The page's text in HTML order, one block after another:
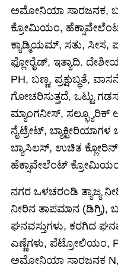
ಅಮೋನಿಯಾ ಸಾರಜನಕ,
ಕ್ರೋಮಿಯಂ,
ಕ್ಯಾಡ್ಮಿಯಮ್, ಸತು, ಸೀಸ,
ಫ್ಲೋರೈಡ್, ಇತ್ಯಾದಿ. ದೇಶೀಯ
PH, ಬಣ್ಣ, ಪ್ರಕ್ಷುಬ್ಧತೆ,
ಗೋಚರಿಸುತ್ತದೆ, ಒಟ್ಟು
ಮ್ಯಾಂಗನೀಸ್, ಸಲ್ಫ್ಯೂರಿಕ್
ನೈಟ್ರೇಟ್, ಬ್ಯಾಕ್ಟೀರಿಯಾಗಳ
ಬ್ಯಾಸಿಲಸ್, ಉಚಿತ
ಹೆಕ್ಸಾವೇಲೆಂಟ್ ಕ್ರೋಮಿಯಂ,
ನಗರ ಒಳಚರಂಡಿ ತ್ಯಾಜ್ಯ
ನೀರಿನ ತಾಪಮಾನ (ಡಿಗ್ರಿ),
ಘನವಸ್ತುಗಳು, ಕರಗಿದ
ಎಣ್ಣೆಗಳು, ಪೆಟ್ರೋಲಿಯಂ,
ಅಮೋನಿಯಾ ಸಾರಜನಕ N,)